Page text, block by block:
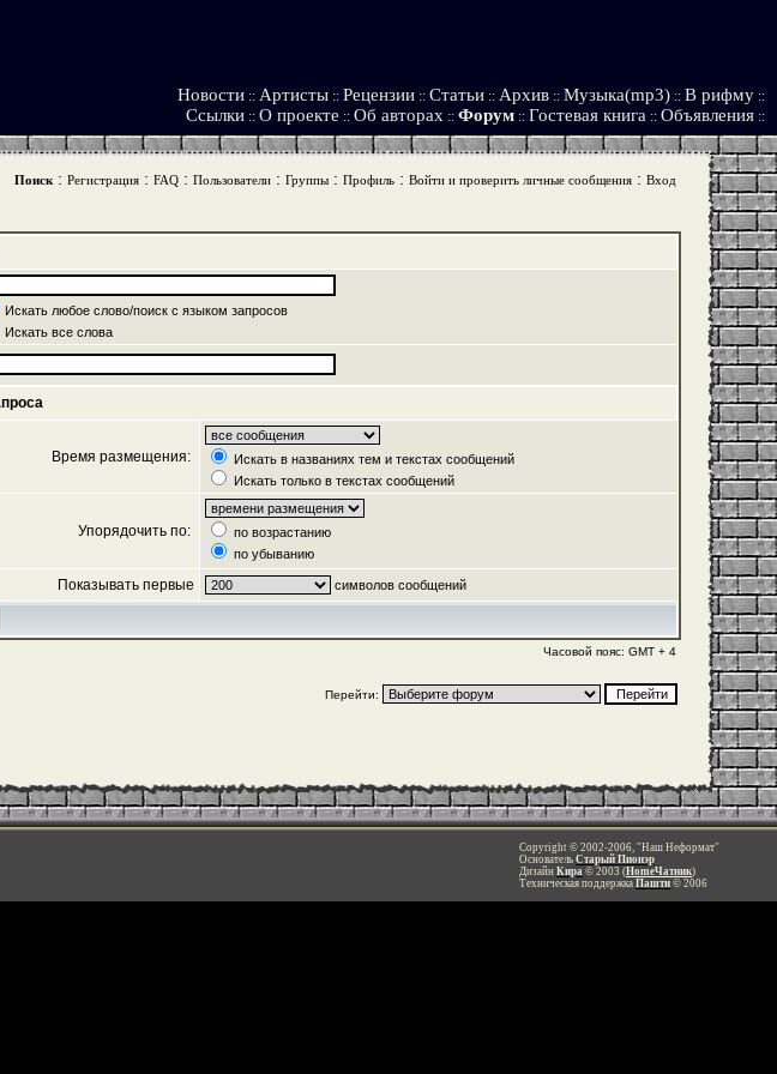
Новости :: Артисты :: Рецензии :: Статьи :: Архив :: Музыка(mp3) :: В рифму ::
Ссылки :: О проекте :: Об авторах :: Форум :: Гостевая книга :: Объявления ::
Поиск: Регистрация: FAQ: Пользователи: Группы: Профиль: Войти и проверить личные сообщения: Вход
Искать любое слово/поиск с языком запросов
Искать все слова
Время размещения:
Искать в названиях тем и текстах сообщений
Искать только в текстах сообщений
Упорядочить по:
по возрастанию
по убыванию
Показывать первые символов сообщений
Часовой пояс: GMT + 4
Перейти:
Copyright © 2002-2006, "Наш Неформат"
Основатель Старый Пионэр
Дизайн Кира © 2003 (HomeЧатник)
Техническая поддержка Пашти © 2006